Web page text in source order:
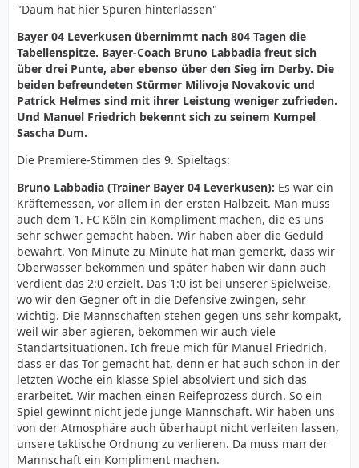
"Daum hat hier Spuren hinterlassen"
Bayer 04 Leverkusen übernimmt nach 804 Tagen die
Tabellenspitze. Bayer-Coach Bruno Labbadia freut sich
über drei Punte, aber ebenso über den Sieg im Derby. Die
beiden befreundeten Stürmer Milivoje Novakovic und
Patrick Helmes sind mit ihrer Leistung weniger zufrieden.
Und Manuel Friedrich bekennt sich zu seinem Kumpel
Sascha Dum.
Die Premiere-Stimmen des 9. Spieltags:
Bruno Labbadia (Trainer Bayer 04 Leverkusen): Es war ein
Kräftemessen, vor allem in der ersten Halbzeit. Man muss
auch dem 1. FC Köln ein Kompliment machen, die es uns
sehr schwer gemacht haben. Wir haben aber die Geduld
bewahrt. Von Minute zu Minute hat man gemerkt, dass wir
Oberwasser bekommen und später haben wir dann auch
verdient das 2:0 erzielt. Das 1:0 ist bei unserer Spielweise,
wo wir den Gegner oft in die Defensive zwingen, sehr
wichtig. Die Mannschaften stehen gegen uns sehr kompakt,
weil wir aber agieren, bekommen wir auch viele
Standartsituationen. Ich freue mich für Manuel Friedrich,
dass er das Tor gemacht hat, denn er hat auch schon in der
letzten Woche ein klasse Spiel absolviert und sich das
erarbeitet. Wir machen einen Reifeprozess durch. So ein
Spiel gewinnt nicht jede junge Mannschaft. Wir haben uns
von der Atmosphäre auch überhaupt nicht verleiten lassen,
unsere taktische Ordnung zu verlieren. Da muss man der
Mannschaft ein Kompliment machen.